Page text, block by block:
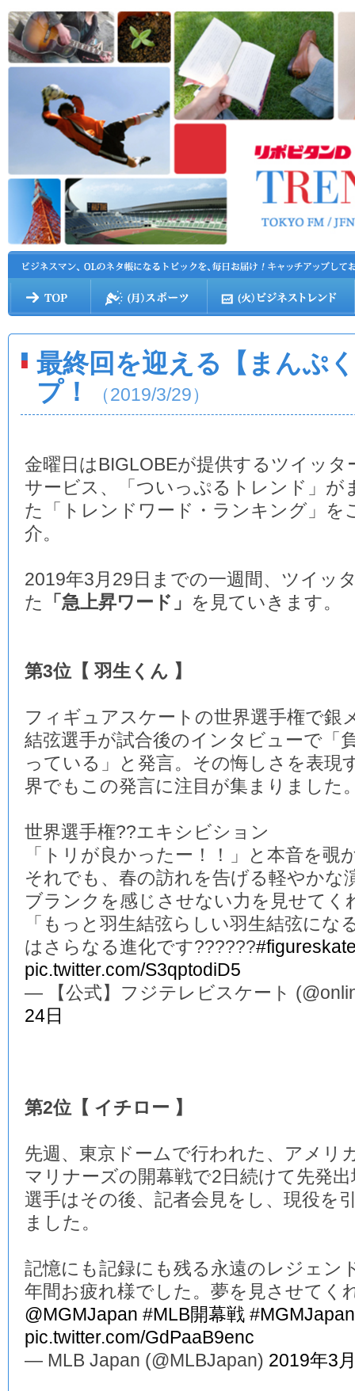
最終回を迎える【まんぷ
プ！
（2019/3/29）
金曜日はBIGLOBEが提供するツイッタ
サービス、「ついっぷるトレンド」が
た「トレンドワード・ランキング」を
介。
2019年3月29日までの一週間、ツイッ
た
「急上昇ワード」 を見ていきます。
第3位【 羽生くん 】
フィギュアスケートの世界選手権で銀
結弦選手が試合後のインタビューで「
っている」と発言。その悔しさを表現
界でもこの発言に注目が集まりました
世界選手権??エキシビション
「トリが良かったー！！」と本音を覗
それでも、春の訪れを告げる軽やかな
ブランクを感じさせない力を見せてく
「もっと羽生結弦らしい羽生結弦に
はさらなる進化です??????
pic.twitter.com/S3qptodiD5
— 【公式】フジテレビスケート
24日
第2位【 イチロー 】
先週、東京ドームで行われた、アメリ
マリナーズの開幕戦で2日続けて先発
選手はその後、記者会見をし、現役を
ました。
記憶にも記録にも残る永遠のレジェン
年間お疲れ様でした。夢を見させてく
@MGMJapan #MLB開幕戦 #MGMJapan
pic.twitter.com/GdPaaB9enc
— MLB Japan (@MLBJapan) 2019年3